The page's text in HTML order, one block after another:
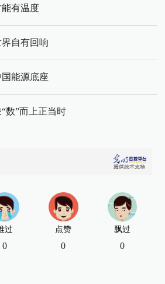
有温度
自有回响
能源底座
数”而上正当时
过
0
点赞
0
飘过
0